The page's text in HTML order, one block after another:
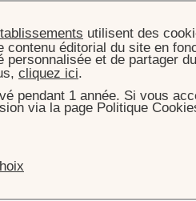
utilisent des
contenu éditorial du site en
personnalisée et de partager
cliquez ici.
pendant 1 année. Si vous
via la page Politique